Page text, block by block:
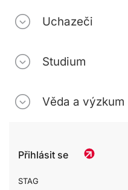
Uchazeči
Studium
Věda a výzkum
Přihlásit se
STAG